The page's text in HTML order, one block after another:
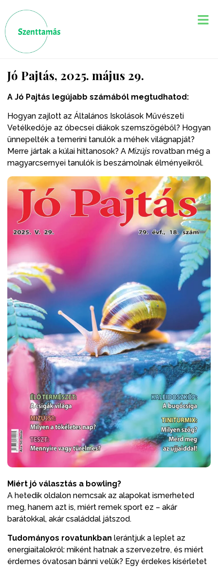
Jó Pajtás, 2025. május 29.
A Jó Pajtás legújabb számából megtudhatod:
Hogyan zajlott az Általános Iskolások Művészeti
Vetélkedője az óbecsei diákok szemszögéből? Hogyan
ünnepelték a temerini tanulók a méhek világnapját?
Merre jártak a kúlai hittanosok? A Mizújs rovatban még a
magyarcsernyei tanulók is beszámolnak élményeikről.
Miért jó választás a bowling?
A hetedik oldalon nemcsak az alapokat ismerheted
meg, hanem azt is, miért remek sport ez – akár
barátokkal, akár családdal játszod.
Tudományos rovatunkban lerántjuk a leplet az
energiaitalokról: miként hatnak a szervezetre, és miért
érdemes óvatosan bánni velük? Egy érdekes kísérletet